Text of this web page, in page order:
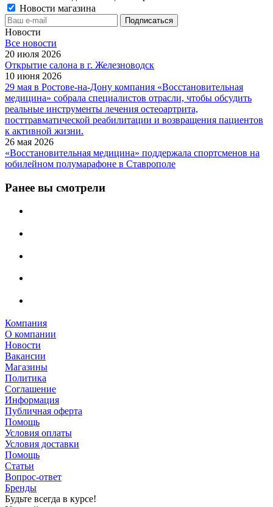
Новости магазина
Новости
Все новости
20 июля 2026
Открытие салона в г. Железноводск
10 июня 2026
29 мая в Ростове-на-Дону компания «Восстановительная
медицина» собрала специалистов отрасли, чтобы обсудить
реальные инструменты лечения остеоартрита,
посттравматической реабилитации и возвращения пациентов
к активной жизни.
26 мая 2026
«Восстановительная медицина» поддержала спортсменов на
юбилейном полумарафоне в Ставрополе
Ранее вы смотрели
Компания
О компании
Новости
Вакансии
Магазины
Политика
Соглашение
Информация
Публичная оферта
Помощь
Условия оплаты
Условия доставки
Помощь
Статьи
Вопрос-ответ
Бренды
Будьте всегда в курсе!